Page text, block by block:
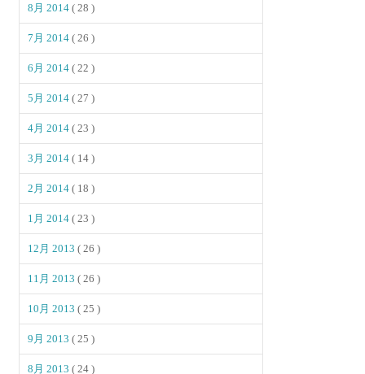
8月 2014( 28 )
7月 2014( 26 )
6月 2014( 22 )
5月 2014( 27 )
4月 2014( 23 )
3月 2014( 14 )
2月 2014( 18 )
1月 2014( 23 )
12月 2013( 26 )
11月 2013( 26 )
10月 2013( 25 )
9月 2013( 25 )
8月 2013( 24 )